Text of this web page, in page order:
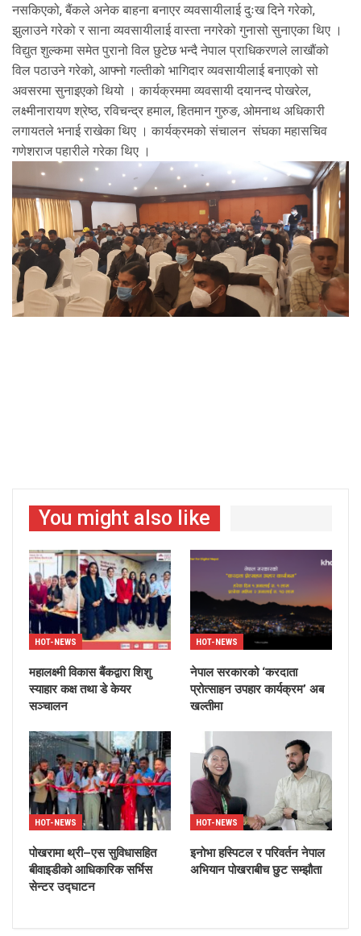
नसकिएको, बैंकले अनेक बाहना बनाएर व्यवसायीलाई दुःख दिने गरेको,
झुलाउने गरेको र साना व्यवसायीलाई वास्ता नगरेको गुनासो सुनाएका थिए ।
विद्युत शुल्कमा समेत पुरानो विल छुटेछ भन्दै नेपाल प्राधिकरणले लाखौंको
विल पठाउने गरेको, आफ्नो गल्तीको भागिदार व्यवसायीलाई बनाएको सो
अवसरमा सुनाइएको थियो । कार्यक्रममा व्यवसायी दयानन्द पोखरेल,
लक्ष्मीनारायण श्रेष्ठ, रविचन्द्र हमाल, हितमान गुरुङ, ओमनाथ अधिकारी
लगायतले भनाई राखेका थिए । कार्यक्रमको संचालन संघका महासचिव
गणेशराज पहारीले गरेका थिए ।
You might also like
HOT-NEWS
महालक्ष्मी विकास बैंकद्वारा शिशु
स्याहार कक्ष तथा डे केयर
सञ्चालन
HOT-NEWS
नेपाल सरकारको ‘करदाता
प्रोत्साहन उपहार कार्यक्रम’ अब
खल्तीमा
HOT-NEWS
पोखरामा थ्री–एस सुविधासहित
बीवाइडीको आधिकारिक सर्भिस
सेन्टर उद्घाटन
HOT-NEWS
इनोभा हस्पिटल र परिवर्तन नेपाल
अभियान पोखराबीच छुट सम्झौता